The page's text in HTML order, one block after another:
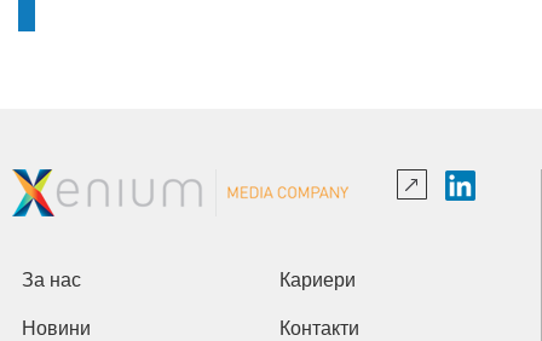
За нас Кариери
Новини Контакти